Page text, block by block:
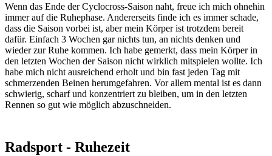
Wenn das Ende der Cyclocross-Saison naht, freue ich mich ohnehin
immer auf die Ruhephase. Andererseits finde ich es immer schade,
dass die Saison vorbei ist, aber mein Körper ist trotzdem bereit
dafür. Einfach 3 Wochen gar nichts tun, an nichts denken und
wieder zur Ruhe kommen. Ich habe gemerkt, dass mein Körper in
den letzten Wochen der Saison nicht wirklich mitspielen wollte. Ich
habe mich nicht ausreichend erholt und bin fast jeden Tag mit
schmerzenden Beinen herumgefahren. Vor allem mental ist es dann
schwierig, scharf und konzentriert zu bleiben, um in den letzten
Rennen so gut wie möglich abzuschneiden.
Radsport - Ruhezeit